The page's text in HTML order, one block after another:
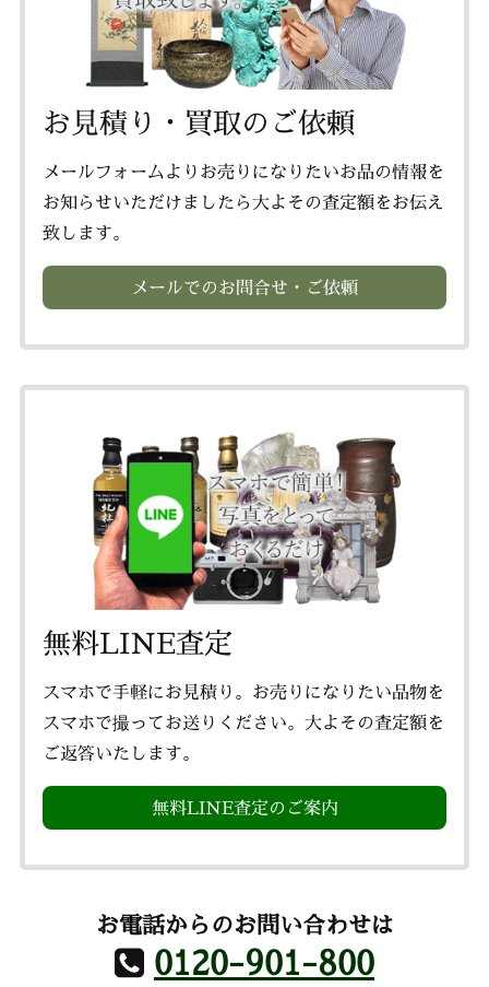
お見積り・買取のご依頼
メールフォームよりお売りになりたいお品の情報を
お知らせいただけましたら大よその査定額をお伝え
致します。
メールでのお問合せ・ご依頼
無料LINE査定
スマホで手軽にお見積り。お売りになりたい品物を
スマホで撮ってお送りください。大よその査定額を
ご返答いたします。
無料LINE査定のご案内
お電話からのお問い合わせは
0120-901-800